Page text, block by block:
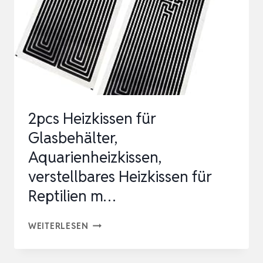
2pcs Heizkissen für
Glasbehälter,
Aquarienheizkissen,
verstellbares Heizkissen für
Reptilien m…
WEITERLESEN 2PCS